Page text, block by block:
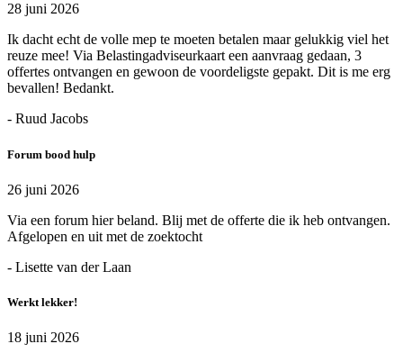
28 juni 2026
Ik dacht echt de volle mep te moeten betalen maar gelukkig viel het
reuze mee! Via Belastingadviseurkaart een aanvraag gedaan, 3
offertes ontvangen en gewoon de voordeligste gepakt. Dit is me erg
bevallen! Bedankt.
- Ruud Jacobs
Forum bood hulp
26 juni 2026
Via een forum hier beland. Blij met de offerte die ik heb ontvangen.
Afgelopen en uit met de zoektocht
- Lisette van der Laan
Werkt lekker!
18 juni 2026